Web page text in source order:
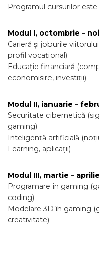
Programul cursurilor
Modul I, octombrie –
Carieră și joburile
profil vocațional)
Educație financiară
economisire, investiții)
Modul II, ianuarie –
Securitate cibernetică
gaming)
Inteligență artificială
Learning, aplicații)
Modul III, martie –
Programare în gaming
coding)
Modelare 3D în gaming
creativitate)